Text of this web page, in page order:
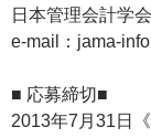
日本管理会計学
e-mail：jama-
■ 応募締切■
2013年7月31日《